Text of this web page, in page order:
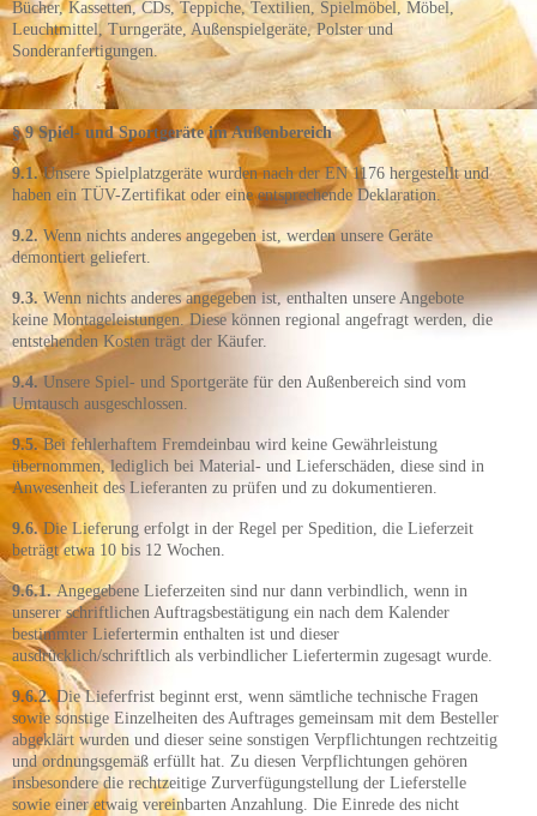
Bücher, Kassetten, CDs, Teppiche, Textilien, Spielmöbel, Möbel,
Leuchtmittel, Turngeräte, Außenspielgeräte, Polster und
Sonderanfertigungen.
§ 9 Spiel- und Sportgeräte im Außenbereich
9.1.Unsere Spielplatzgeräte wurden nach der EN 1176 hergestellt und
haben ein TÜV-Zertifikat oder eine entsprechende Deklaration.
9.2.Wenn nichts anderes angegeben ist, werden unsere Geräte
demontiert geliefert.
9.3. Wenn nichts anderes angegeben ist, enthalten unsere Angebote
keine Montageleistungen. Diese können regional angefragt werden, die
entstehenden Kosten trägt der Käufer.
9.4. Unsere Spiel- und Sportgeräte für den Außenbereich sind vom
Umtausch ausgeschlossen.
9.5.Bei fehlerhaftem Fremdeinbau wird keine Gewährleistung
übernommen, lediglich bei Material- und Lieferschäden, diese sind in
Anwesenheit des Lieferanten zu prüfen und zu dokumentieren.
9.6.Die Lieferung erfolgt in der Regel per Spedition, die Lieferzeit
beträgt etwa 10 bis 12 Wochen.
9.6.1.Angegebene Lieferzeiten sind nur dann verbindlich, wenn in
unserer schriftlichen Auftragsbestätigung ein nach dem Kalender
bestimmter Liefertermin enthalten ist und dieser
ausdrücklich/schriftlich als verbindlicher Liefertermin zugesagt wurde.
9.6.2.Die Lieferfrist beginnt erst, wenn sämtliche technische Fragen
sowie sonstige Einzelheiten des Auftrages gemeinsam mit dem Besteller
abgeklärt wurden und dieser seine sonstigen Verpflichtungen rechtzeitig
und ordnungsgemäß erfüllt hat. Zu diesen Verpflichtungen gehören
insbesondere die rechtzeitige Zurverfügungstellung der Lieferstelle
sowie einer etwaig vereinbarten Anzahlung. Die Einrede des nicht